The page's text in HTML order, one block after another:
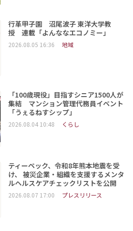
行革甲子園 沼尾波子 東洋大学教
授 連載「よんななエコノミー」
2026.08.05 16:36 地域
「100歳現役」目指すシニア1500人が
集結 マンション管理代務員イベント
「うぇるねすシップ」
2026.08.04 10:48 くらし
ティーペック、令和8年熊本地震を受
け、 被災企業・組織を支援するメンタ
ルヘルスケアチェックリストを公開
2026.08.07 17:00 プレスリリース